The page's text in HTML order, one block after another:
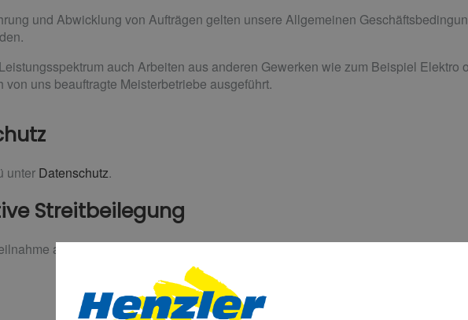
und Abwicklung von Aufträgen gelten unsere Allgemeinen
auch Arbeiten aus anderen Gewerken wie zum Beispiel Elektro
von uns beauftragte Meisterbetriebe ausgeführt.
unter Datenschutz.
Streitbeilegung
an einem Streitbeilegungsverfahren vor einer